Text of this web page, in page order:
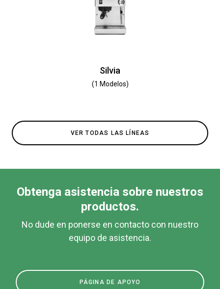
Silvia
(1 Modelos)
VER TODAS LAS LÍNEAS
Obtenga asistencia sobre nuestros
productos.
No dude en ponerse en contacto con nuestro
equipo de asistencia.
PÁGINA DE APOYO